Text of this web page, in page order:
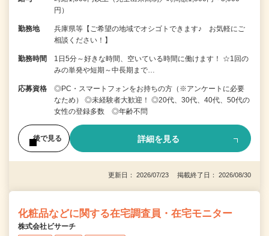
円）
勤務地
兵庫県等【ご希望の地域でオシゴトできます♪ お気軽にご
相談ください！】
勤務時間
1日5分～好きな時間、空いている時間に働けます！ ☆1回の
みの単発や短期～中長期まで…
応募資格
◎PC・スマートフォンをお持ちの方（※アンケートに必要
なため） ◎未経験者大歓迎！ ◎20代、30代、40代、50代の
女性の登録多数 ◎年齢不問
後で見る 詳細を見る
更新日： 2026/07/23 掲載終了日： 2026/08/30
化粧品などに関する在宅調査員・在宅モニター
株式会社ビサーチ